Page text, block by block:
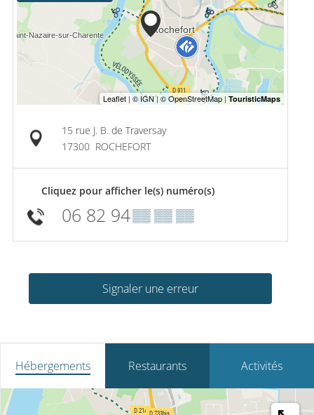
15 rue J. B. de Traversay
17300 ROCHEFORT
Cliquez pour afficher le(s) numéro(s)
06 82 94▒▒ ▒▒ ▒▒
Signaler une erreur
Hébergements Restaurants Activités